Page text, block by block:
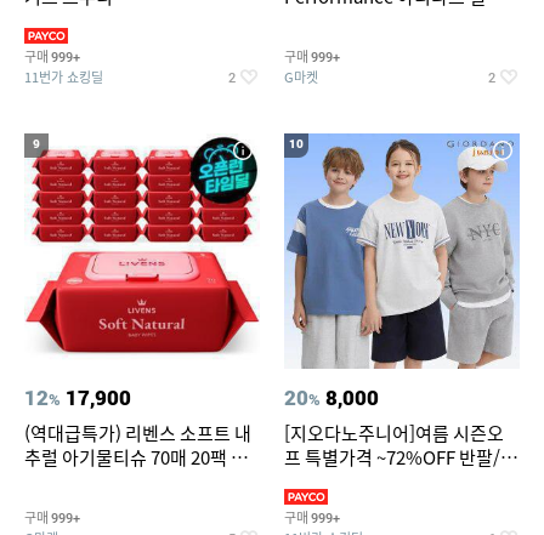
구매 999+
11번가 쇼킹딜 2
구매 999+
G마켓 2
9
12% 17,900
(역대급특가) 리벤스 소프트 내
추럴 아기물티슈 70매 20팩 캡
구매 999+
10
20% 8,000
[지오다노주니어]여름 시즌오
프 특별가격 ~72%OFF 반팔/반
구매 999+